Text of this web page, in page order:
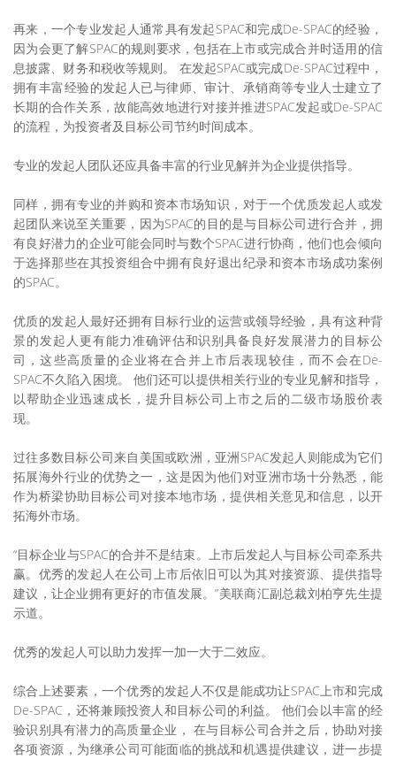
再来，一个专业发起人通常具有发起SPAC和完成De-SPAC的经验，
因为会更了解SPAC的规则要求，包括在上市或完成合并时适用的信
息披露、财务和税收等规则。 在发起SPAC或完成De-SPAC过程中，
拥有丰富经验的发起人已与律师、审计、承销商等专业人士建立了
长期的合作关系，故能高效地进行对接并推进SPAC发起或De-SPAC
的流程，为投资者及目标公司节约时间成本。
专业的发起人团队还应具备丰富的行业见解并为企业提供指导。
同样，拥有专业的并购和资本市场知识，对于一个优质发起人或发
起团队来说至关重要，因为SPAC的目的是与目标公司进行合并，拥
有良好潜力的企业可能会同时与数个SPAC进行协商，他们也会倾向
于选择那些在其投资组合中拥有良好退出纪录和资本市场成功案例
的SPAC。
优质的发起人最好还拥有目标行业的运营或领导经验，具有这种背
景的发起人更有能力准确评估和识别具备良好发展潜力的目标公
司，这些高质量的企业将在合并上市后表现较佳，而不会在De-
SPAC不久陷入困境。 他们还可以提供相关行业的专业见解和指导，
以帮助企业迅速成长，提升目标公司上市之后的二级市场股价表
现。
过往多数目标公司来自美国或欧洲，亚洲SPAC发起人则能成为它们
拓展海外行业的优势之一，这是因为他们对亚洲市场十分熟悉，能
作为桥梁协助目标公司对接本地市场，提供相关意见和信息，以开
拓海外市场。
“目标企业与SPAC的合并不是结束。上市后发起人与目标公司牵系共
赢。优秀的发起人在公司上市后依旧可以为其对接资源、提供指导
建议，让企业拥有更好的市值发展。”美联商汇副总裁刘柏亨先生提
示道。
优秀的发起人可以助力发挥一加一大于二效应。
综合上述要素，一个优秀的发起人不仅是能成功让SPAC上市和完成
De-SPAC，还将兼顾投资人和目标公司的利益。 他们会以丰富的经
验识别具有潜力的高质量企业， 在与目标公司合并之后，协助对接
各项资源，为继承公司可能面临的挑战和机遇提供建议，进一步提